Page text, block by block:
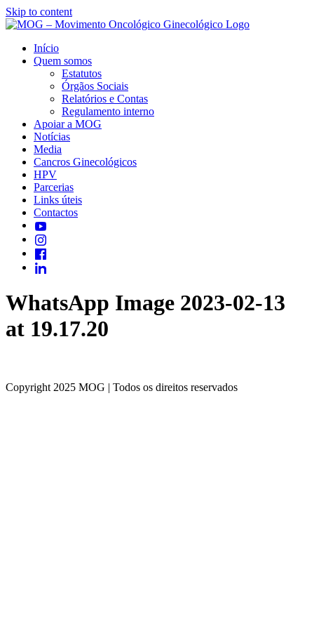
Skip to content
Início
Quem somos
Estatutos
Órgãos Sociais
Relatórios e Contas
Regulamento interno
Apoiar a MOG
Notícias
Media
Cancros Ginecológicos
HPV
Parcerias
Links úteis
Contactos
WhatsApp Image 2023-02-13
at 19.17.20
Copyright 2025 MOG | Todos os direitos reservados